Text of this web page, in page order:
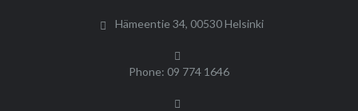
Hämeentie 34, 00530 Helsinki
Phone: 09 774 1646